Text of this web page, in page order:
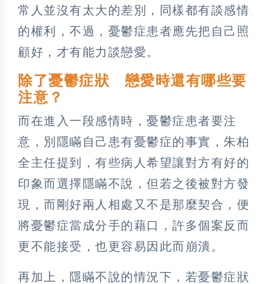
常人並沒有太大的差別，同樣都有談感情
的權利，不過，憂鬱症患者應先把自己照
顧好，才有能力談戀愛。
除了憂鬱症狀 戀愛時還有哪些要
注意？
而在進入一段感情時，憂鬱症患者要注
意，別隱瞞自己患有憂鬱症的事實，朱柏
全主任提到，有些病人希望讓對方有好的
印象而選擇隱瞞不說，但若之後被對方發
現，而剛好兩人相處又不是那麼契合，便
將憂鬱症當成分手的藉口，許多個案反而
更不能接受，也更容易因此而崩潰。
再加上，隱瞞不說的情況下，若憂鬱症狀